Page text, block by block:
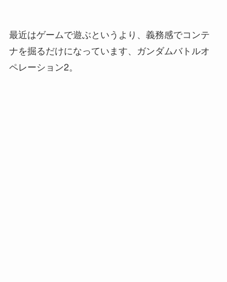
最近はゲームで遊ぶというより、義務感でコンテ
ナを掘るだけになっています、ガンダムバトルオ
ペレーション2。